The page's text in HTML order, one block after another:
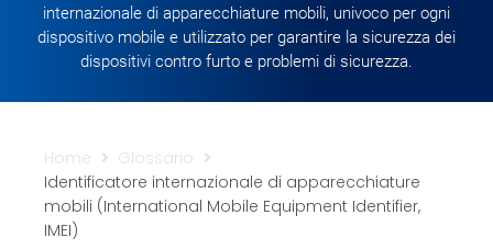
Proxmox VE
Mail
Sicurezza
Servizi
internazionale di apparecchiature mobili, univoco per ogni
dispositivo mobile e utilizzato per garantire la sicurezza dei
dispositivi contro furto e problemi di sicurezza.
Home
Glossario
Identificatore internazionale di apparecchiature
mobili (International Mobile Equipment Identifier,
IMEI)